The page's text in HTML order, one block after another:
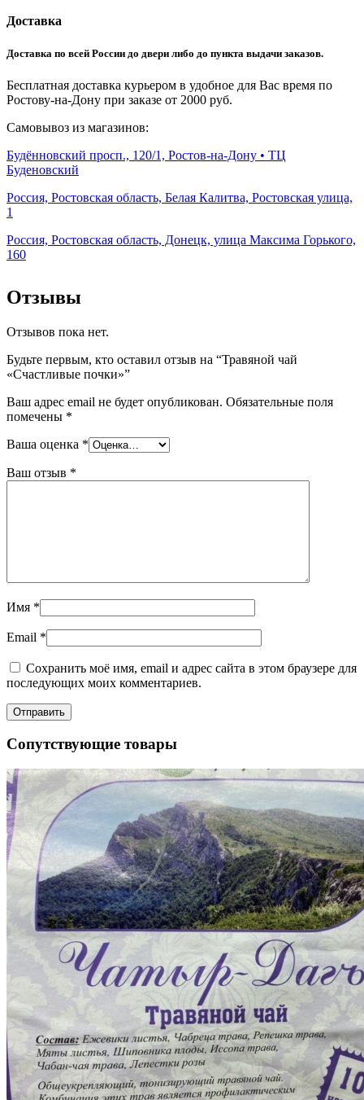
Доставка
Доставка по всей России до двери либо до пункта выдачи заказов.
Бесплатная доставка курьером в удобное для Вас время по
Ростову-на-Дону при заказе от 2000 руб.
Самовывоз из магазинов:
Будённовский просп., 120/1, Ростов-на-Дону • ТЦ
Буденовский
Россия, Ростовская область, Белая Калитва, Ростовская улица,
1
Россия, Ростовская область, Донецк, улица Максима Горького,
160
Отзывы
Отзывов пока нет.
Будьте первым, кто оставил отзыв на “Травяной чай
«Счастливые почки»”
Ваш адрес email не будет опубликован. Обязательные поля
помечены *
Ваша оценка *
Ваш отзыв *
Имя *
Email *
Сохранить моё имя, email и адрес сайта в этом браузере для
последующих моих комментариев.
Сопутствующие товары